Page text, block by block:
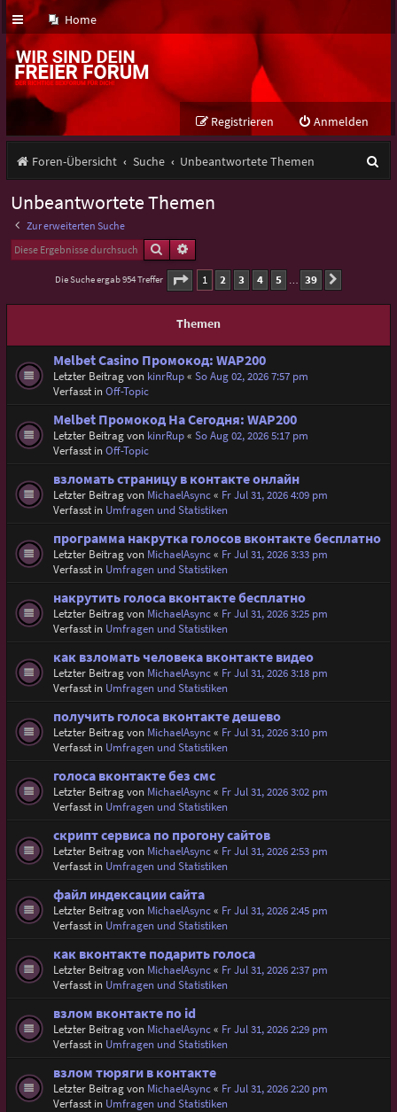
Home
Anmelden
Registrieren
Foren-Übersicht Suche Unbeantwortete Themen
Unbeantwortete Themen
Zur erweiterten Suche
SucheErweiterte Suche
Die Suche ergab 954 Treffer Seite 1von 39
1 2 3 4 5 … 39
Themen
Melbet Casino Промокод: WAP200
Letzter Beitrag von kinrRup« So Aug 02, 2026 7:57 pm
Verfasst inOff-Topic
Melbet Промокод На Сегодня: WAP200
Letzter Beitrag von kinrRup« So Aug 02, 2026 5:17 pm
Verfasst inOff-Topic
взломать страницу в контакте онлайн
Letzter Beitrag von MichaelAsync« Fr Jul 31, 2026 4:09 pm
Verfasst in Umfragen und Statistiken
программа накрутка голосов вконтакте бесплатно
Letzter Beitrag von MichaelAsync« Fr Jul 31, 2026 3:33 pm
Verfasst in Umfragen und Statistiken
накрутить голоса вконтакте бесплатно
Letzter Beitrag von MichaelAsync« Fr Jul 31, 2026 3:25 pm
Verfasst in Umfragen und Statistiken
как взломать человека вконтакте видео
Letzter Beitrag von MichaelAsync« Fr Jul 31, 2026 3:18 pm
Verfasst in Umfragen und Statistiken
получить голоса вконтакте дешево
Letzter Beitrag von MichaelAsync« Fr Jul 31, 2026 3:10 pm
Verfasst in Umfragen und Statistiken
голоса вконтакте без смс
Letzter Beitrag von MichaelAsync« Fr Jul 31, 2026 3:02 pm
Verfasst in Umfragen und Statistiken
скрипт сервиса по прогону сайтов
Letzter Beitrag von MichaelAsync« Fr Jul 31, 2026 2:53 pm
Verfasst in Umfragen und Statistiken
файл индексации сайта
Letzter Beitrag von MichaelAsync« Fr Jul 31, 2026 2:45 pm
Verfasst in Umfragen und Statistiken
как вконтакте подарить голоса
Letzter Beitrag von MichaelAsync« Fr Jul 31, 2026 2:37 pm
Verfasst in Umfragen und Statistiken
взлом вконтакте по id
Letzter Beitrag von MichaelAsync« Fr Jul 31, 2026 2:29 pm
Verfasst in Umfragen und Statistiken
взлом тюряги в контакте
Letzter Beitrag von MichaelAsync« Fr Jul 31, 2026 2:20 pm
Verfasst in Umfragen und Statistiken